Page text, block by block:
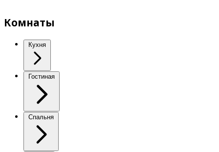
Комнаты
Кухня
Гостиная
Спальня